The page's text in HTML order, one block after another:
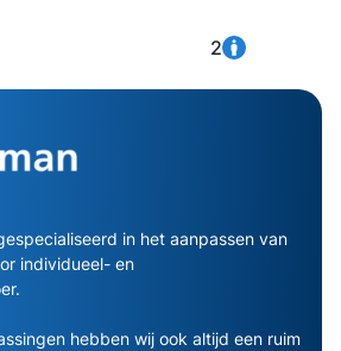
2
in het aanpassen van
individueel- en
hebben wij ook altijd een ruim